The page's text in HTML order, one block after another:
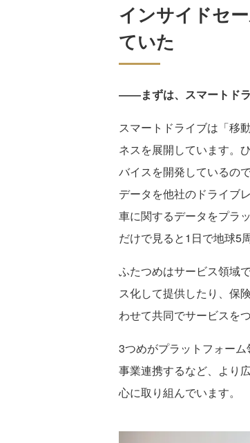
インサイドセ
ていた
――まずは、スマートドラ
スマートドライブは「移
ネスを展開しています。
バイスを開発しているの
データを他社のドライブ
車に関するデータをプラ
だけで見ると1日で地球5
ふたつめはサービス領域
ス化して提供したり、保
わせて共同でサービスを
3つめがプラットフォー
事業連携するなど、より
心に取り組んでいます。